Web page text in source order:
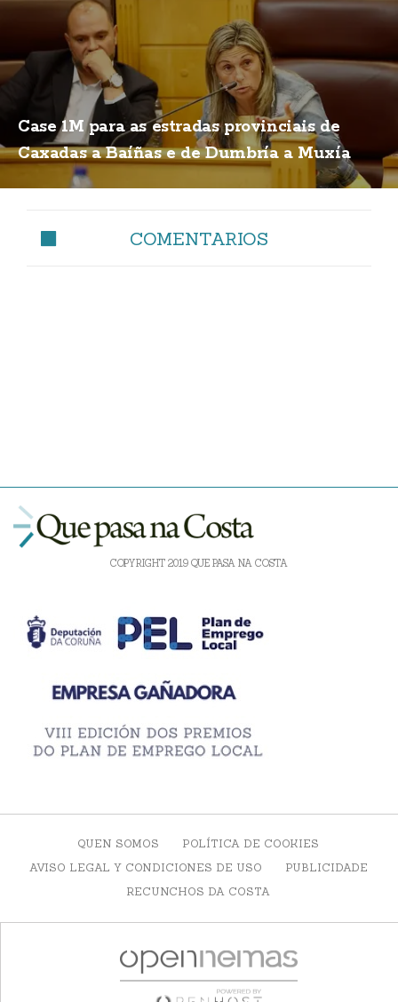
Case 1M para as estradas provinciais de
Caxadas a Baíñas e de Dumbría a Muxía
COMENTARIOS
COPYRIGHT 2019 QUE PASA NA COSTA
QUEN SOMOS
POLÍTICA DE COOKIES
AVISO LEGAL Y CONDICIONES DE USO
PUBLICIDADE
RECUNCHOS DA COSTA